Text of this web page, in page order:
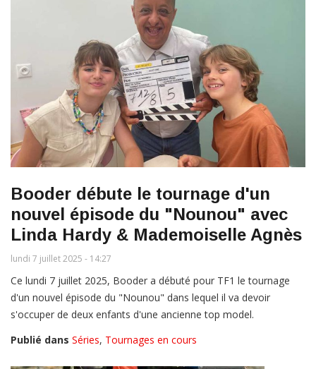
Booder débute le tournage d'un
nouvel épisode du "Nounou" avec
Linda Hardy & Mademoiselle Agnès
lundi 7 juillet 2025 - 14:27
Ce lundi 7 juillet 2025, Booder a débuté pour TF1 le tournage
d'un nouvel épisode du "Nounou" dans lequel il va devoir
s'occuper de deux enfants d'une ancienne top model.
Publié dans Séries, Tournages en cours